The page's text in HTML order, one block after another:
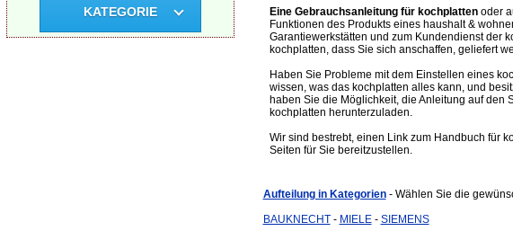
Eine Gebrauchsanleitung für kochplattenoder
Funktionen des Produkts eines haushalt &
Garantiewerkstätten und zum Kundendienst der
kochplatten, dass Sie sich anschaffen, geliefert
Haben Sie Probleme mit dem Einstellen eines
wissen, was das kochplatten alles kann, und
haben Sie die Möglichkeit, die Anleitung auf den
kochplatten herunterzuladen.
Wir sind bestrebt, einen Link zum Handbuch für
Seiten für Sie bereitzustellen.
Aufteilung in Kategorien - Wählen Sie die
BAUKNECHT- MIELE- SIEMENS
KATEGORIE